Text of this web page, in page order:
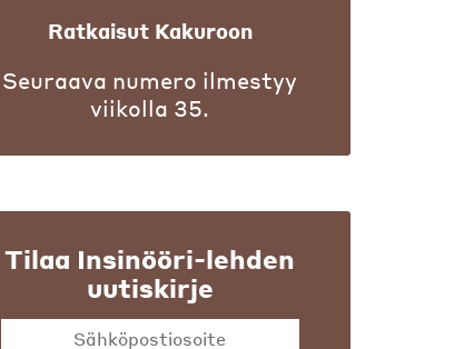
Ratkaisut Kakuroon
Seuraava numero ilmestyy
viikolla 35.
Tilaa Insinööri-lehden
uutiskirje